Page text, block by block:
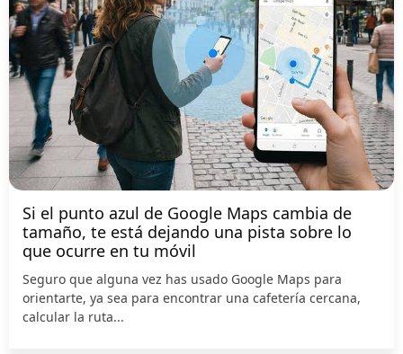
Si el punto azul de Google Maps cambia de
tamaño, te está dejando una pista sobre lo
que ocurre en tu móvil
Seguro que alguna vez has usado Google Maps para
orientarte, ya sea para encontrar una cafetería cercana,
calcular la ruta...